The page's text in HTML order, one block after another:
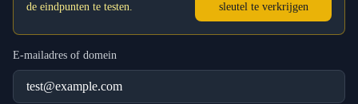
de eindpunten te testen.
sleutel te verkrijgen
E-mailadres of domein